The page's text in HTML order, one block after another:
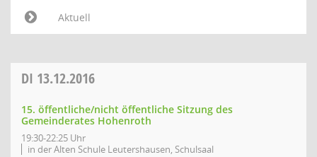
Aktuell
DI 13.12.2016
15. öffentliche/nicht öffentliche Sitzung des
Gemeinderates Hohenroth
19:30-22:25 Uhr
in der Alten Schule Leutershausen, Schulsaal